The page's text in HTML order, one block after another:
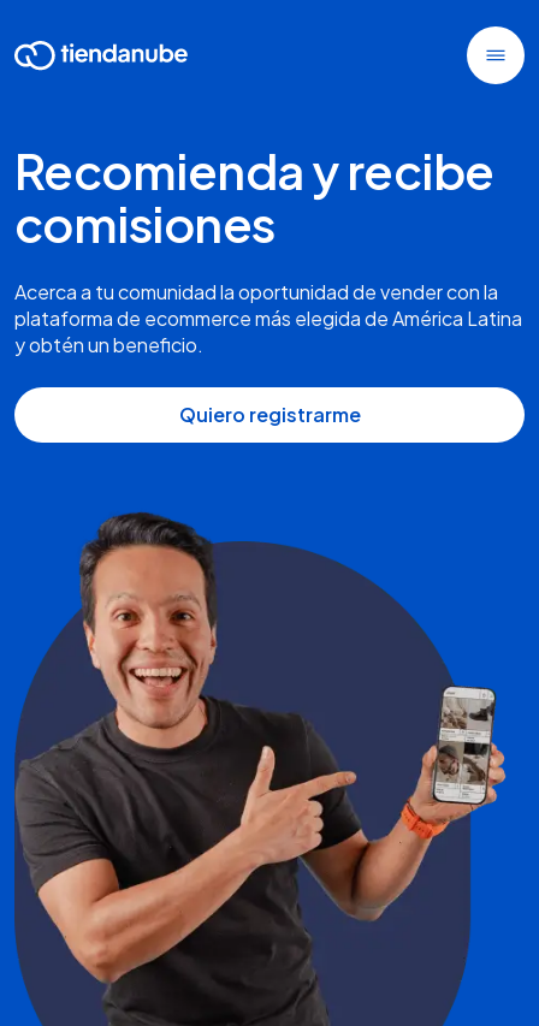
Recomienda y recibe
comisiones
Acerca a tu comunidad la oportunidad de vender con la
plataforma de ecommerce más elegida de América Latina
y obtén un beneficio.
Quiero registrarme